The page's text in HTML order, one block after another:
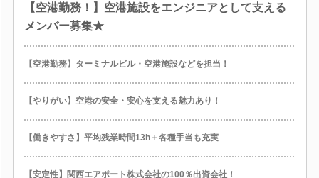
【空港勤務！】空港施設をエンジニアとして支える
メンバー募集★
【空港勤務】ターミナルビル・空港施設などを担当！
【やりがい】空港の安全・安心を支える魅力あり！
【働きやすさ】平均残業時間13h＋各種手当も充実
【安定性】関西エアポート株式会社の100％出資会社！